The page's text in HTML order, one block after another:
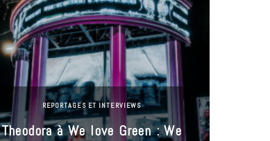
REPORTAGES ET INTERVIEWS
Theodora à We love Green : We